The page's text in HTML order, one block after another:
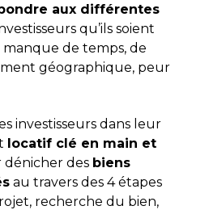
aux différentes
qu’ils soient
de temps, de
géographique, peur
investisseurs dans leur
locatif clé en main et
des biens
au travers des 4 étapes
recherche du bien,